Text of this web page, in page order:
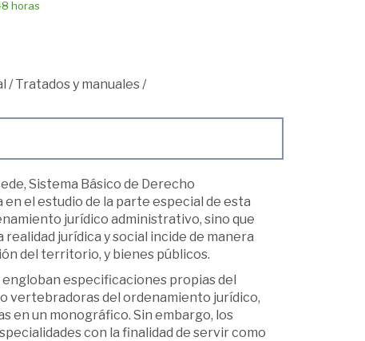
horas
/Tratados y manuales/
Sistema Básico de Derecho
el estudio de la parte especial de esta
jurídico administrativo, sino que
jurídica y social incide de manera
del territorio, y bienes públicos.
especificaciones propias del
vertebradoras del ordenamiento jurídico,
en un monográfico. Sin embargo, los
con la finalidad de servir como